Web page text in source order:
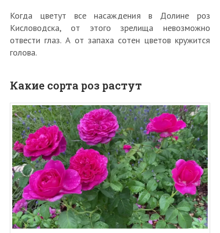
Когда цветут все насаждения в Долине роз
Кисловодска, от этого зрелища невозможно
отвести глаз. А от запаха сотен цветов кружится
голова.
Какие сорта роз растут